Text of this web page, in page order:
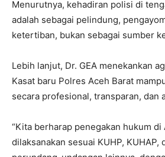
Menurutnya, kehadiran polisi di
adalah sebagai pelindung,
ketertiban, bukan sebagai sumber
Lebih lanjut, Dr. GEA menekankan
Kasat baru Polres Aceh Barat
secara profesional, transparan, dan
“Kita berharap penegakan hukum di
dilaksanakan sesuai KUHP, KUHAP,